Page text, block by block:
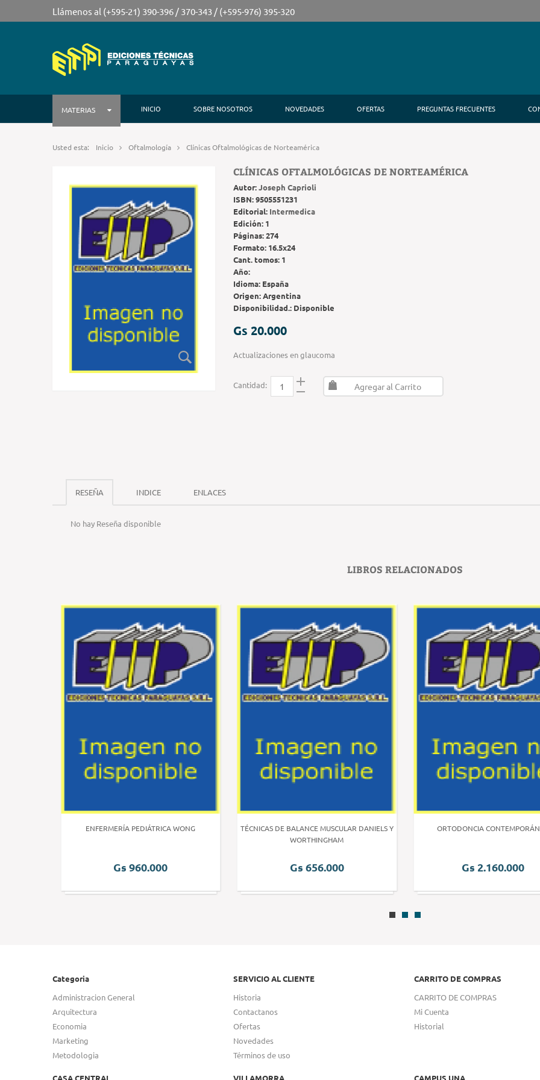
Llámenos al (+595-21) 390-396 / 370-343 / (+595-976) 395-320
MATERIAS INICIO SOBRE NOSOTROS NOVEDADES OFERTAS PREGUNTAS FRECUENTES
Usted esta: Inicio Oftalmología Clínicas Oftalmológicas de Norteamérica
CLÍNICAS OFTALMOLÓGICAS DE NORTEAMÉRICA
Autor:Joseph Caprioli
ISBN:9505551231
Editorial: Intermedica
Edición: 1
Páginas:274
Formato: 16.5x24
Cant. tomos: 1
Año:
Idioma: España
Origen:Argentina
Disponibilidad.: Disponible
Gs 20.000
Actualizaciones en glaucoma
Cantidad: Agregar al Carrito
RESEÑA INDICE ENLACES
No hay Reseña disponible
LIBROS RELACIONADOS
ENFERMERÍA PEDIÁTRICA WONG
Gs 960.000
TÉCNICAS DE BALANCE MUSCULAR DANIELS Y
WORTHINGHAM
Gs 656.000
ORTODONCIA
Gs 2.160.000
Categoria
Administracion General
Arquitectura
Economia
Marketing
Metodologia
SERVICIO AL CLIENTE
Historia
Contactanos
Ofertas
Novedades
Términos de uso
CARRITO DE COMPRAS
CARRITO DE COMPRAS
Mi Cuenta
Historial
CASA CENTRAL VILLAMORRA CAMPUS UNA